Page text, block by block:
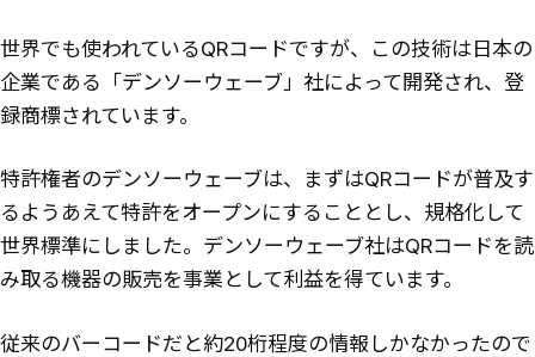
世界でも使われているQRコードですが、この技術は日本の
企業である「デンソーウェーブ」社によって開発され、登
録商標されています。
特許権者のデンソーウェーブは、まずはQRコードが普及す
るようあえて特許をオープンにすることとし、規格化して
世界標準にしました。デンソーウェーブ社はQRコードを読
み取る機器の販売を事業として利益を得ています。
従来のバーコードだと約20桁程度の情報しかなかったので